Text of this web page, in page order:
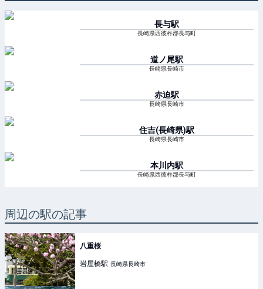
長与駅
長崎県西彼杵郡長与町
道ノ尾駅
長崎県長崎市
赤迫駅
長崎県長崎市
住吉(長崎県)駅
長崎県長崎市
本川内駅
長崎県西彼杵郡長与町
周辺の駅の記事
八重桜
岩屋橋駅 長崎県長崎市